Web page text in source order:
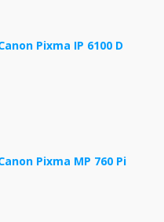
Pixma IP 6100 D
Pixma MP 760 Pi